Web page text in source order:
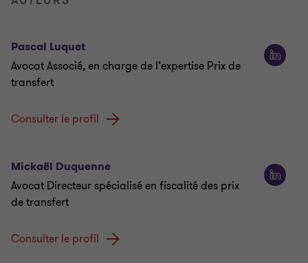
Pascal Luquet
Avocat Associé, en charge de l’expertise Prix de
transfert
Consulter le profil
Mickaël Duquenne
Avocat Directeur spécialisé en fiscalité des prix
de transfert
Consulter le profil